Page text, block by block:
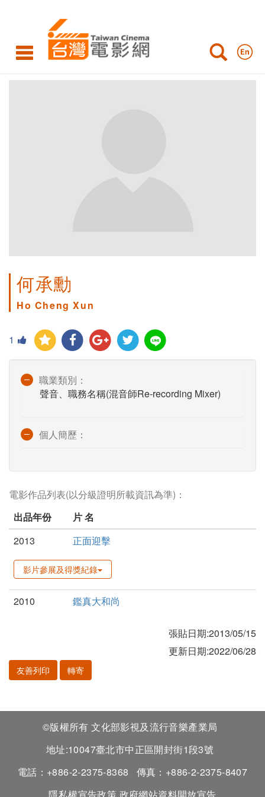
何承勳
Ho Cheng Xun
1
職業類別：
聲音、職務名稱(混音師Re-recording Mixer)
個人簡歷：
電影作品列表(以分級證明所載資訊為準)：
出品年份
片 名
2013
正面迎擊
影片參展及得獎紀錄
2010 鑑真大和尚
張貼日期:2013/05/15
更新日期:2022/06/28
友善列印 轉寄
©版權所有 文化部影視及流行音樂產業局
地址:10047臺北市中正區開封街1段3號
電話：+886-2-2375-8368
傳真：+886-2-2375-8407